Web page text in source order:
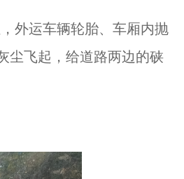
外运车辆轮胎、车厢内抛
尘飞起，给道路两边的硖